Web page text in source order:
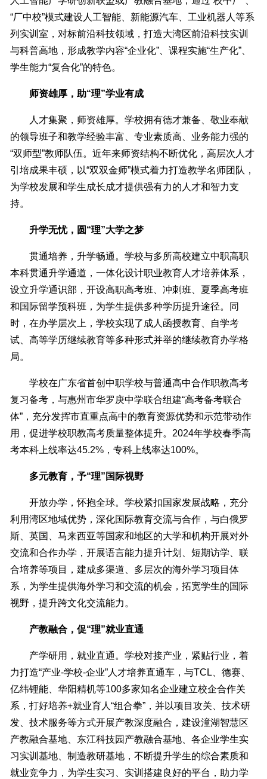
“厂中校”模式建设人工智能、新能源汽车、工业机器人等系
列实训室，对标前沿科技领域，打造大湾区前沿科技实训
与科普高地，形成教学内容“企业化”、课程实施“生产化”、
学生能力“复合化”的特色。
师资雄厚，助“理”学业有成
人才集聚，师资雄厚。学校拥有德才兼备、敬业奉献
的领导班子和教学经验丰富、专业素质高、业务能力强的
“双师型”教师队伍。近年来师资结构不断优化，高层次人才
引培成果丰硕，以“双双金师”模式着力打造教学名师团队，
为学校发展和学生成长成才提供强有力的人才和智力支
持。
升学无忧，圆“理”大学之梦
贯通培养，升学畅通。学校与多所高校建立中职高职
本科贯通升学通道，一体化设计职业教育人才培养体系，
设立升学通识部，开设高职高考班、冲刺班、夏季高考班
和国际留学预科班，为学生提供多种学历提升途径。同
时，在办学层次上，学校实现了成人函授教育、自学考
试、高等学历继续教育等多种形式并举的继续教育办学格
局。
学校在广东省首创中职学校与普通高中合作职教高考
复习备考，与惠州市华罗庚中学联合组建“高考备考联合
体”，充分发挥市直重点高中的教育资源优势和示范带动作
用，促进学校职教高考质量整体提升。2024年学校春季高
考本科上线率达45.2%，专科上线率达100%。
多元教育，予“理”国际视野
开放办学，怀抱全球。学校紧扣国家发展战略，充分
利用湾区地域优势，深化国际教育交流与合作，与白俄罗
斯、英国、马来西亚等国家和地区的大学和机构开展对外
交流和合作办学，开展语言能力提升计划、短期访学、联
合培养等项目，建成多渠道、多层次的海外学习项目体
系，为学生提供海外学习和交流的机会，拓宽学生的国际
视野，提升跨文化交流能力。
产教融合，促“理”就业直通
产学研用，就业直通。学校对接产业，紧贴行业，着
力打造“产业-学校-企业”人才培养直通车，与TCL、德赛、
亿纬锂能、华阳精机等100多家知名企业建立校企合作关
系，打好培养+就业育人“组合拳”，并以项目攻关、技术研
发、技术服务等方式开展产教深度融合，建设潼湖智慧区
产教融合基地、东江科技园产教融合基地、各企业学生实
习实训基地、制造教研基地，不断提升学生的综合素质和
就业竞争力，为学生实习、实训搭建良好的平台，助力学